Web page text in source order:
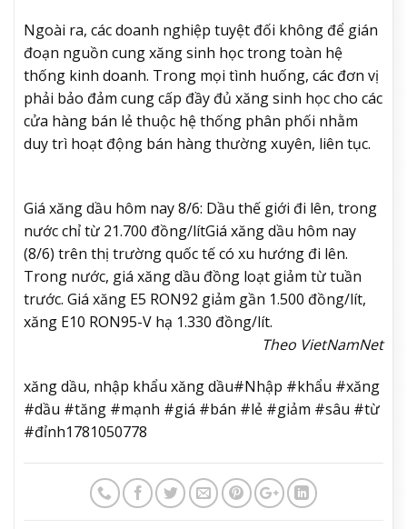
Ngoài ra, các doanh nghiệp tuyệt đối không để gián
đoạn nguồn cung xăng sinh học trong toàn hệ
thống kinh doanh. Trong mọi tình huống, các đơn vị
phải bảo đảm cung cấp đầy đủ xăng sinh học cho các
cửa hàng bán lẻ thuộc hệ thống phân phối nhằm
duy trì hoạt động bán hàng thường xuyên, liên tục.
Giá xăng dầu hôm nay 8/6: Dầu thế giới đi lên, trong
nước chỉ từ 21.700 đồng/lítGiá xăng dầu hôm nay
(8/6) trên thị trường quốc tế có xu hướng đi lên.
Trong nước, giá xăng dầu đồng loạt giảm từ tuần
trước. Giá xăng E5 RON92 giảm gần 1.500 đồng/lít,
xăng E10 RON95-V hạ 1.330 đồng/lít.
Theo VietNamNet
xăng dầu, nhập khẩu xăng dầu#Nhập #khẩu #xăng
#dầu #tăng #mạnh #giá #bán #lẻ #giảm #sâu #từ
#đỉnh1781050778